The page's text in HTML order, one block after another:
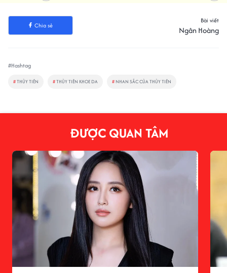
Chia sẻ
Bài viết
Ngân Hoàng
#Hashtag
#THỦY TIÊN #THỦY TIÊN KHOE DA # NHAN SẮC CỦA THỦY TIÊN
ĐƯỢC QUAN TÂM